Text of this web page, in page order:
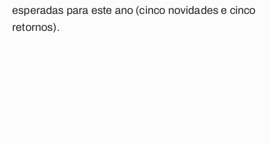
esperadas para este ano (cinco novidades e cinco
retornos).